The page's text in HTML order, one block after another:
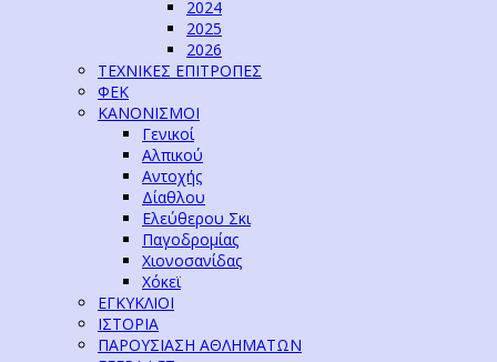
2024
2025
2026
ΤΕΧΝΙΚΕΣ ΕΠΙΤΡΟΠΕΣ
ΦΕΚ
ΚΑΝΟΝΙΣΜΟΙ
Γενικοί
Αλπικού
Αντοχής
Δίαθλου
Ελεύθερου Σκι
Παγοδρομίας
Χιονοσανίδας
Χόκεϊ
ΕΓΚΥΚΛΙΟΙ
ΙΣΤΟΡΙΑ
ΠΑΡΟΥΣΙΑΣΗ ΑΘΛΗΜΑΤΩΝ